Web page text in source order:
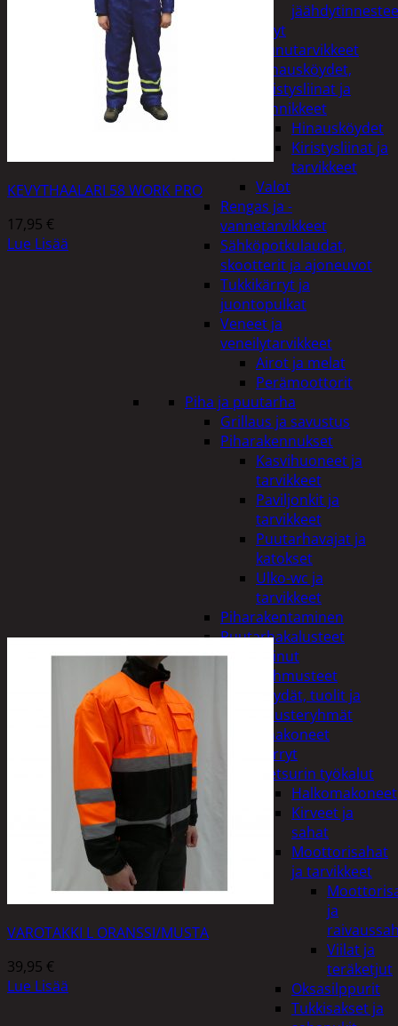
Öljyt
Perävaunutarvikkeet
Hinausköydet,
kiristysliinat ja
kiinnikkeet
Hinausköydet
Kiristysliinat ja
tarvikkeet
Valot
Rengas ja -
vannetarvikkeet
Sähköpotkulaudat,
skootterit ja ajoneuvot
Tukkikärryt ja
juontopulkat
Veneet ja
veneilytarvikkeet
Airot ja melat
Perämoottorit
Piha ja puutarha
Grillaus ja savustus
Piharakennukset
Kasvihuoneet ja
tarvikkeet
Paviljonkit ja
tarvikkeet
Puutarhavajat ja
katokset
Ulko-wc ja
tarvikkeet
Piharakentaminen
Puutarhakalusteet
Keinut
Pehmusteet
Pöydät, tuolit ja
kalusteryhmät
Puutarhakoneet
Kärryt
Metsurin työkalut
Halkomakoneet
Kirveet ja
sahat
Moottorisahat
ja tarvikkeet
ja
Viilat ja
teräketjut
Oksasilppurit
Tukkisakset ja
KEVYTHAALARI 58 WORK PRO
17,95 €
Lue Lisää
VAROTAKKI L ORANSSI/MUSTA
39,95 €
Lue Lisää